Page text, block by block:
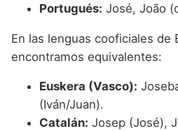
Portugués: José, João
En las lenguas cooficiales de
encontramos equivalentes:
Euskera (Vasco):
(Iván/Juan).
Catalán: Josep (José),